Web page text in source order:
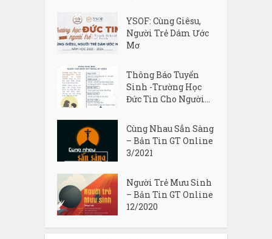
YSOF: Cùng Giêsu,
Người Trẻ Dám Ước
Mơ
Thông Báo Tuyển
Sinh -Trường Học
Đức Tin Cho Người...
Cùng Nhau Sẳn Sàng
– Bản Tin GT Online
3/2021
Người Trẻ Mưu Sinh
– Bản Tin GT Online
12/2020